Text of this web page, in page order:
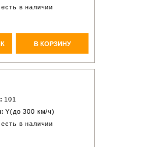
есть в наличии
В КОРЗИНУ
101
Y(до 300 км/ч)
есть в наличии